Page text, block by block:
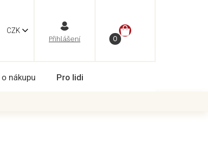
CZK NÁKUPNÍ
nákupu Pro lidi